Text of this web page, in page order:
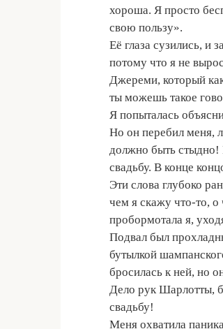
хороша. Я просто
свою пользу».
Её глаза сузились, и
потому что я не
Джереми, который
ты можешь такое
Я попыталась
Но он перебил меня,
должно быть стыдно!
свадьбу. В конце
Эти слова глубоко
чем я скажу что-то,
пробормотала я,
Подвал был
бутылкой
бросилась к ней, но
Дело рук Шарлотты,
свадьбу!
Меня охватила